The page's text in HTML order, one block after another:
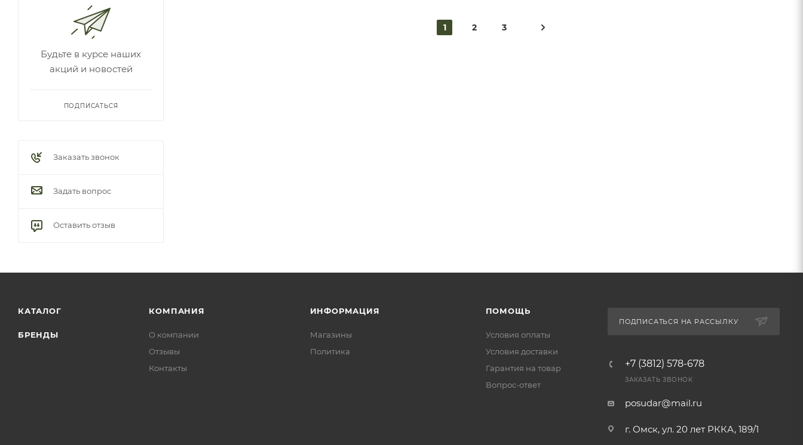
1 2 3
Будьте в курсе наших
акций и новостей
ПОДПИСАТЬСЯ
Заказать звонок
Задать вопрос
Оставить отзыв
КАТАЛОГ
БРЕНДЫ
КОМПАНИЯ
О компании
Отзывы
Контакты
ИНФОРМАЦИЯ
Магазины
Политика
ПОМОЩЬ
Условия оплаты
Условия доставки
Гарантия на товар
Вопрос-ответ
ПОДПИСАТЬСЯ НА РАССЫЛКУ
+7 (3812) 578-678
ЗАКАЗАТЬ ЗВОНОК
posudar@mail.ru
г. Омск, ул. 20 лет РККА, 189/1